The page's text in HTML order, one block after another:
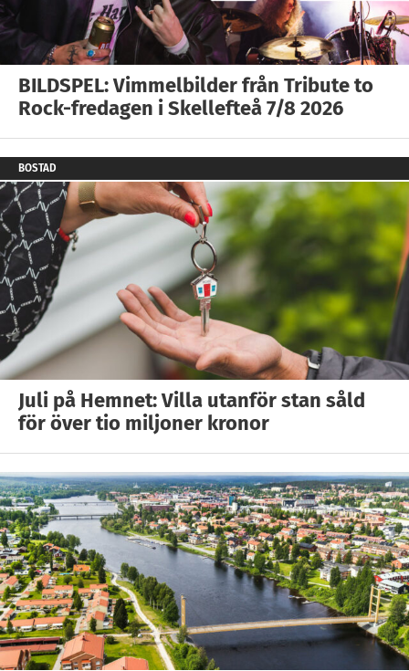
BILDSPEL: Vimmelbilder från Tribute to
Rock-fredagen i Skellefteå 7/8 2026
BOSTAD
Juli på Hemnet: Villa utanför stan såld
för över tio miljoner kronor